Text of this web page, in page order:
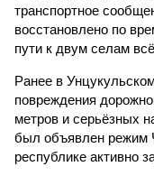
транспортное
восстановлено по
пути к двум селам
Ранее в
повреждения
метров и серьёзных
был объявлен режим
республике активно